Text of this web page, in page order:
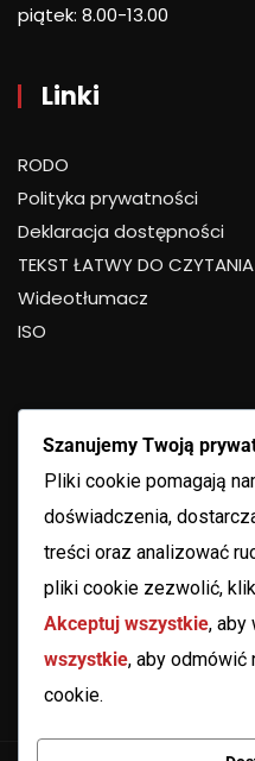
piątek: 8.00-13.00
Linki
RODO
Polityka prywatności
Deklaracja dostępności
TEKST ŁATWY DO CZYTANIA
Wideotłumacz
ISO
Szanujemy Twoją
Pliki cookie pomagają
doświadczenia,
treści oraz analizować
pliki cookie zezwolić,
Akceptuj wszystkie, aby
wszystkie, aby
cookie.